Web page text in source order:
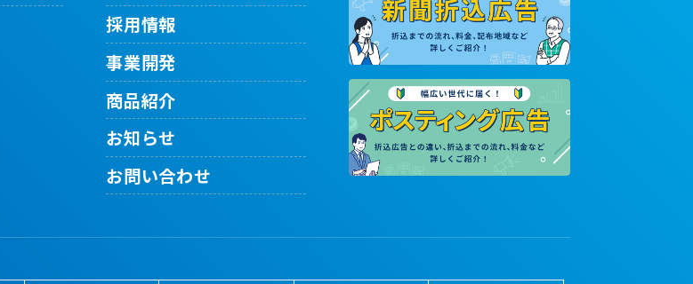
採用情報
事業開発
商品紹介
お知らせ
お問い合わせ